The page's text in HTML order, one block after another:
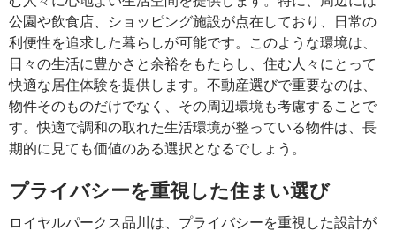
公園や飲食店、ショッピング施設が点在しており、日常の
利便性を追求した暮らしが可能です。このような環境は、
日々の生活に豊かさと余裕をもたらし、住む人々にとって
快適な居住体験を提供します。不動産選びで重要なのは、
物件そのものだけでなく、その周辺環境も考慮することで
す。快適で調和の取れた生活環境が整っている物件は、長
期的に見ても価値のある選択となるでしょう。
プライバシーを重視した住まい選び
ロイヤルパークス品川は、プライバシーを重視した設計が